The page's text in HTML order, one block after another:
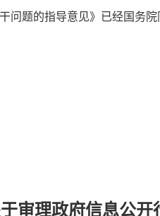
问题的指导意见》已经国务
审理政府信息公开